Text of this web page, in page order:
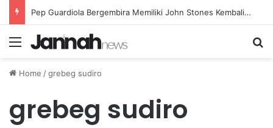
Pep Guardiola Bergembira Memiliki John Stones Kembali di Timnya
Menu
Home /grebeg sudiro
grebeg sudiro